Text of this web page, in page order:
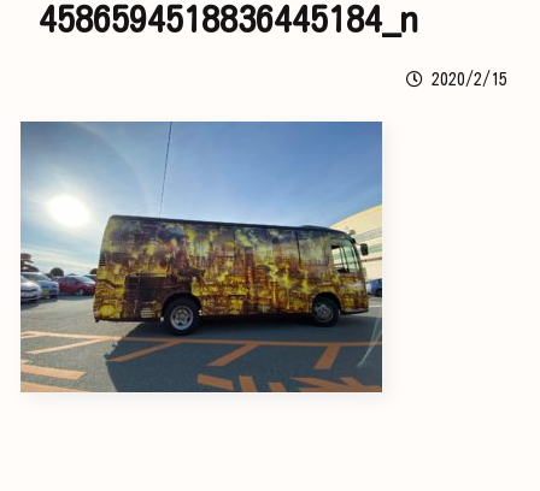
4586594518836445184_n
2020/2/15